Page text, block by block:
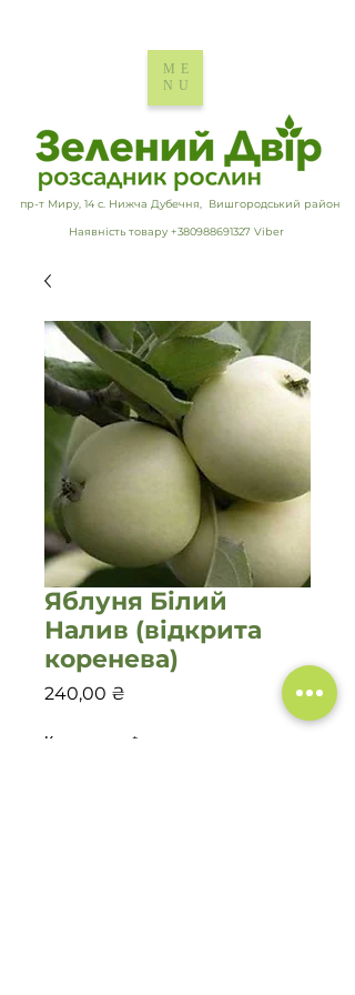
пр-т Миру, 14 с. Нижча Дубечня, Вишгородський район
Наявність товару +380988691327 Viber
ME
NU
Яблуня Білий
Налив (відкрита
коренева)
240,00 ₴
Количество *